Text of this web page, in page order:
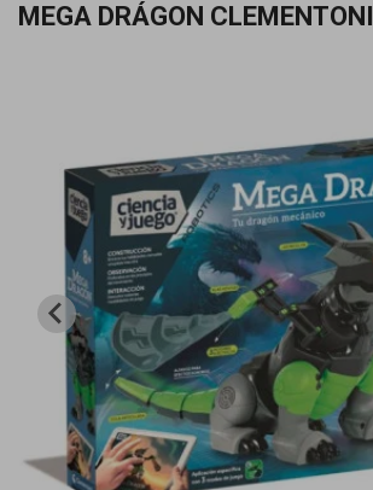
MEGA DRÁGON CLEMENTONI